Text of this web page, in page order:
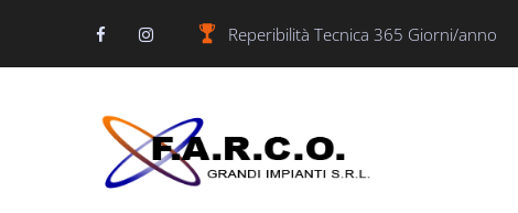
Reperibilità Tecnica 365 Giorni/anno